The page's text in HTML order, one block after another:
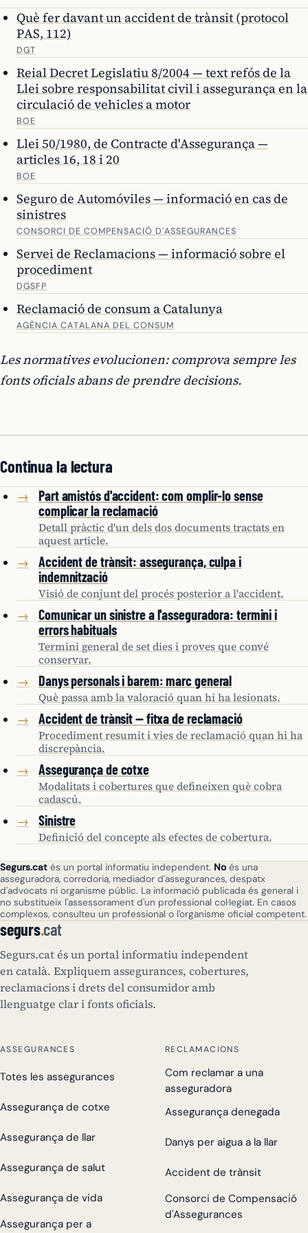
Què fer davant un accident de trànsit (protocol
PAS, 112)
DGT
Reial Decret Legislatiu 8/2004 — text refós de la
Llei sobre responsabilitat civil i assegurança en la
circulació de vehicles a motor
BOE
Llei 50/1980, de Contracte d'Assegurança —
articles 16, 18 i 20
BOE
Seguro de Automóviles — informació en cas de
sinistres
CONSORCI DE COMPENSACIÓ D'ASSEGURANCES
Servei de Reclamacions — informació sobre el
procediment
DGSFP
Reclamació de consum a Catalunya
AGÈNCIA CATALANA DEL CONSUM
Les normatives evolucionen: comprova sempre les
fonts oficials abans de prendre decisions.
Continua la lectura
→
Part amistós d'accident: com omplir-lo sense
complicar la reclamació
Detall pràctic d'un dels dos documents tractats en
aquest article.
→
Accident de trànsit: assegurança, culpa i
indemnització
Visió de conjunt del procés posterior a l'accident.
→
Comunicar un sinistre a l'asseguradora: termini i
errors habituals
Termini general de set dies i proves que convé
conservar.
→ Danys personals i barem: marc general
Què passa amb la valoració quan hi ha lesionats.
→ Accident de trànsit — fitxa de reclamació
Procediment resumit i vies de reclamació quan hi ha
discrepància.
→ Assegurança de cotxe
Modalitats i cobertures que defineixen què cobra
cadascú.
→ Sinistre
Definició del concepte als efectes de cobertura.
Segurs.cat és un portal informatiu independent. No és una
asseguradora, corredoria, mediador d'assegurances, despatx
d'advocats ni organisme públic. La informació publicada és general i
no substitueix l'assessorament d'un professional col·legiat. En casos
complexos, consulteu un professional o l'organisme oficial competent.
segurs.cat
Segurs.cat és un portal informatiu independent
en català. Expliquem assegurances, cobertures,
reclamacions i drets del consumidor amb
llenguatge clar i fonts oficials.
ASSEGURANCES
Totes les assegurances
Assegurança de cotxe
Assegurança de llar
Assegurança de salut
Assegurança de vida
Assegurança per a
RECLAMACIONS
Com reclamar a una
asseguradora
Assegurança denegada
Danys per aigua a la llar
Accident de trànsit
Consorci de Compensació
d'Assegurances